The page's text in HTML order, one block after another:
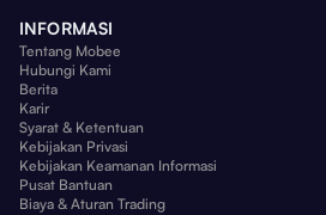
INFORMASI
Tentang Mobee
Hubungi Kami
Berita
Karir
Syarat & Ketentuan
Kebijakan Privasi
Kebijakan Keamanan Informasi
Pusat Bantuan
Biaya & Aturan Trading